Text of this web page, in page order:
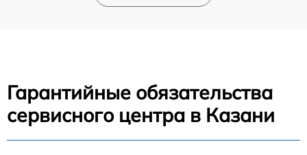
Гарантийные обязательства
сервисного центра в Казани